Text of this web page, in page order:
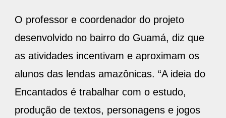
O professor e coordenador do projeto
desenvolvido no bairro do Guamá, diz que
as atividades incentivam e aproximam os
alunos das lendas amazônicas. “A ideia do
Encantados é trabalhar com o estudo,
produção de textos, personagens e jogos